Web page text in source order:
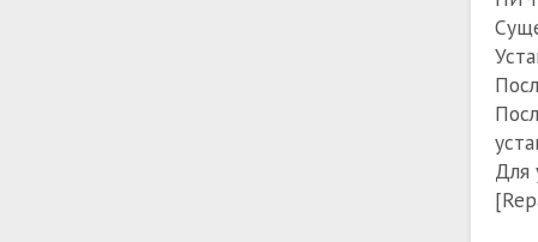
Для